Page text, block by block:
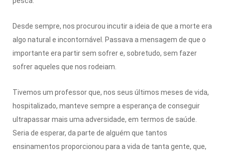
Desde sempre, nos procurou incutir a ideia de que a morte era
algo natural e incontornável. Passava a mensagem de que o
importante era partir sem sofrer e, sobretudo, sem fazer
sofrer aqueles que nos rodeiam.
Tivemos um professor que, nos seus últimos meses de vida,
hospitalizado, manteve sempre a esperança de conseguir
ultrapassar mais uma adversidade, em termos de saúde.
Seria de esperar, da parte de alguém que tantos
ensinamentos proporcionou para a vida de tanta gente, que,